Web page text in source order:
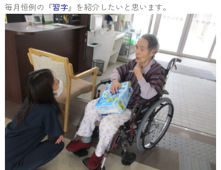
毎月恒例の『習字』を紹介したいと思います。